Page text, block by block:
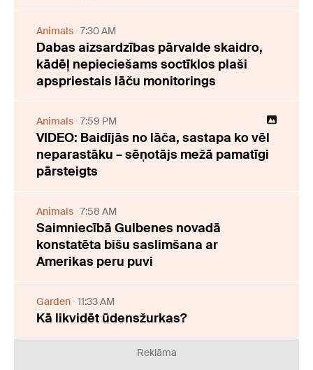
Animals 7:30 AM
Dabas aizsardzības pārvalde skaidro,
kādēļ nepieciešams soctīklos plaši
apspriestais lāču monitorings
Animals 7:59 PM
VIDEO: Baidījās no lāča, sastapa ko vēl
neparastāku – sēņotājs mežā pamatīgi
pārsteigts
Animals 7:58 AM
Saimniecībā Gulbenes novadā
konstatēta bišu saslimšana ar
Amerikas peru puvi
Garden 11:33 AM
Kā likvidēt ūdensžurkas?
Reklāma